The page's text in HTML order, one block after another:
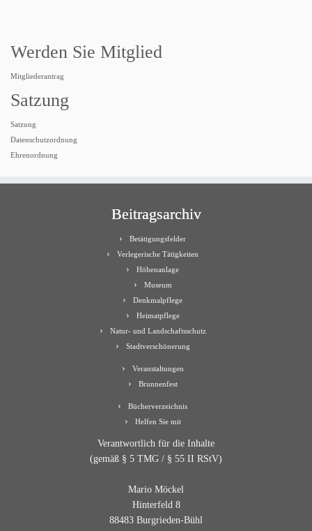
Werden Sie Mitglied
Mitgliederantrag
Satzung
Satzung
Datenschutzordnung
Ehrenordnung
Beitragsarchiv
Betätigungsfelder
Verlegerische Tätigkeiten
Höhenanlage
Museum
Denkmalpflege
Heimatpflege
Natur- und Landschaftsschutz
Stadtverschönerung
Veranstaltungen
Brunnenfest
Bücherverzeichnis
Helfen Sie mit
Verantwortlich für die Inhalte
(gemäß § 5 TMG / § 55 II RStV)
Mario Möckel
Hinterfeld 8
88483 Burgrieden-Bühl